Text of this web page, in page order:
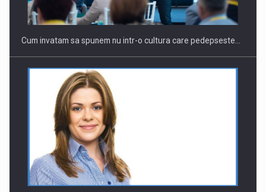
Cum invatam sa spunem nu intr-o cultura care pedepseste…